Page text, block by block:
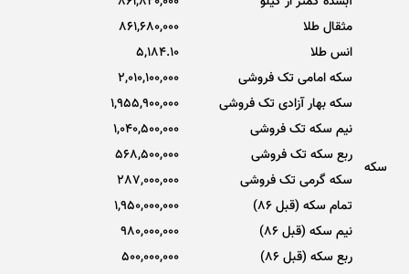
مثقال طلا
861,680,000
انس طلا
5,184.10
سکه
سکه امامی تک فروشی
2,010,100,000
سکه بهار آزادی تک فروشی
1,955,900,000
نیم سکه تک فروشی
1,040,500,000
ربع سکه تک فروشی
568,500,000
سکه گرمی تک فروشی
287,000,000
تمام سکه (قبل 86)
1,950,000,000
نیم سکه (قبل 86)
980,000,000
ربع سکه (قبل 86)
500,000,000